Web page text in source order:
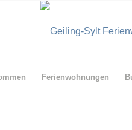
Ferienwohnungen